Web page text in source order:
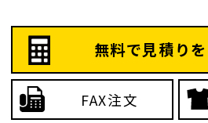
無料で見積り
FAX注文